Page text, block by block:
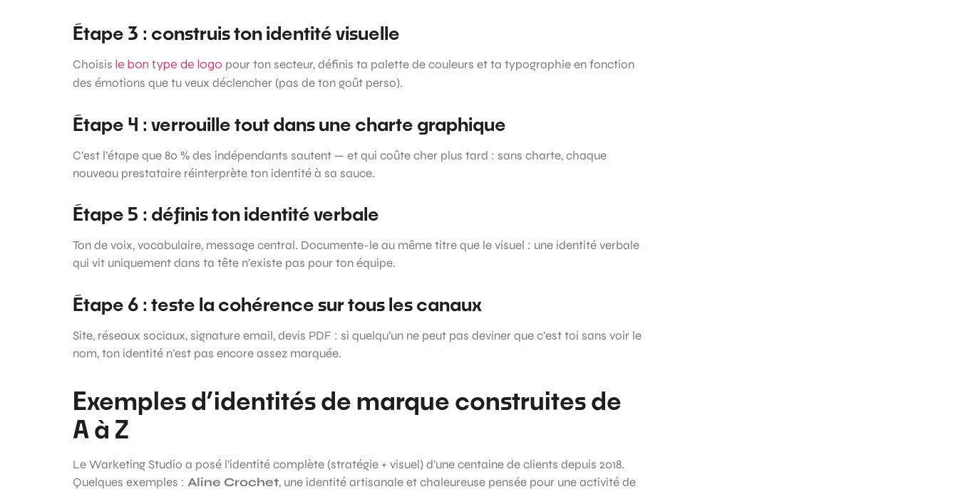
Étape 3 : construis ton identité visuelle
Choisis le bon type de logo pour ton secteur, définis ta palette de couleurs et ta typographie en fonction
des émotions que tu veux déclencher (pas de ton goût perso).
Étape 4 : verrouille tout dans une charte graphique
C’est l’étape que 80 % des indépendants sautent — et qui coûte cher plus tard : sans charte, chaque
nouveau prestataire réinterprète ton identité à sa sauce.
Étape 5 : définis ton identité verbale
Ton de voix, vocabulaire, message central. Documente-le au même titre que le visuel : une identité verbale
qui vit uniquement dans ta tête n’existe pas pour ton équipe.
Étape 6 : teste la cohérence sur tous les canaux
Site, réseaux sociaux, signature email, devis PDF : si quelqu’un ne peut pas deviner que c’est toi sans voir le
nom, ton identité n’est pas encore assez marquée.
Exemples d’identités de marque construites de
A à Z
Le Warketing Studio a posé l’identité complète (stratégie + visuel) d’une centaine de clients depuis 2018.
Quelques exemples : Aline Crochet, une identité artisanale et chaleureuse pensée pour une activité de